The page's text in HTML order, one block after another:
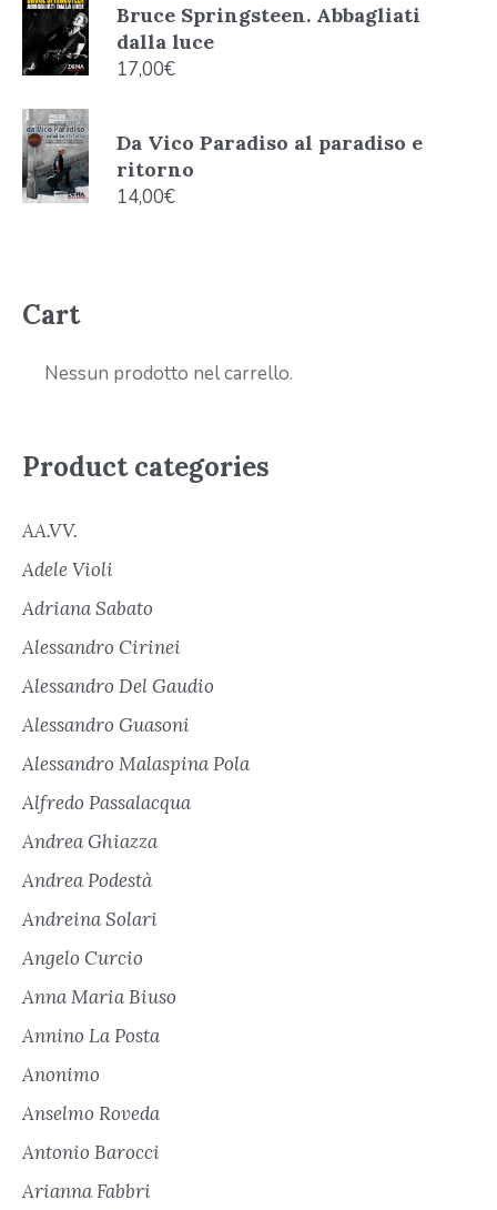
Bruce Springsteen. Abbagliati
dalla luce
17,00€
Da Vico Paradiso al paradiso e
ritorno
14,00€
Cart
Nessun prodotto nel carrello.
Product categories
AA.VV.
Adele Violi
Adriana Sabato
Alessandro Cirinei
Alessandro Del Gaudio
Alessandro Guasoni
Alessandro Malaspina Pola
Alfredo Passalacqua
Andrea Ghiazza
Andrea Podestà
Andreina Solari
Angelo Curcio
Anna Maria Biuso
Annino La Posta
Anonimo
Anselmo Roveda
Antonio Barocci
Arianna Fabbri